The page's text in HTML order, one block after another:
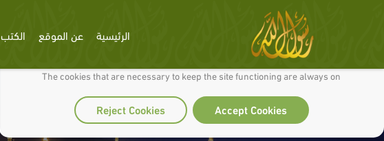
We use cookies to make our site work well for you and so we can continually improve it.
The cookies that are necessary to keep the site functioning are always on
Accept Cookies
Reject Cookies
الرئيسية عن الموقع الكتب